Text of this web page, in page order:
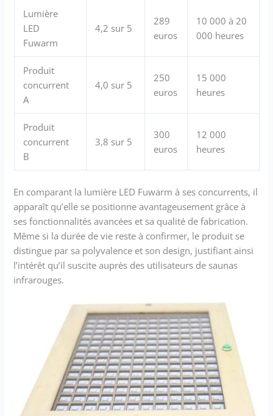
Lumière
LED
Fuwarm
4,2 sur 5
289
euros
10 000 à 20
000 heures
Produit
concurrent
A
4,0 sur 5
250
euros
15 000
heures
Produit
concurrent
B
3,8 sur 5
300
euros
12 000
heures
En comparant la lumière LED Fuwarm à ses concurrents, il
apparaît qu’elle se positionne avantageusement grâce à
ses fonctionnalités avancées et sa qualité de fabrication.
Même si la durée de vie reste à confirmer, le produit se
distingue par sa polyvalence et son design, justifiant ainsi
l’intérêt qu’il suscite auprès des utilisateurs de saunas
infrarouges.